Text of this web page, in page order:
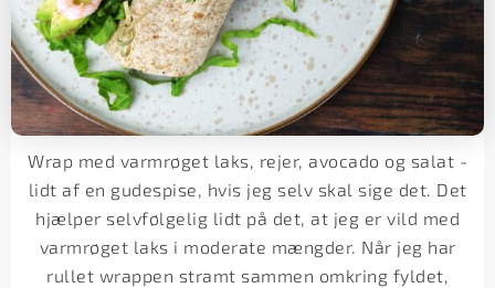
Wrap med varmrøget laks, rejer, avocado og salat -
lidt af en gudespise, hvis jeg selv skal sige det. Det
hjælper selvfølgelig lidt på det, at jeg er vild med
varmrøget laks i moderate mængder. Når jeg har
rullet wrappen stramt sammen omkring fyldet,